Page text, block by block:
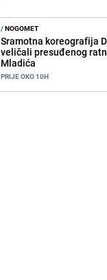
/NOGOMET
Sramotna koreografija
veličali presuđenog
Mladića
PRIJE OKO 10H